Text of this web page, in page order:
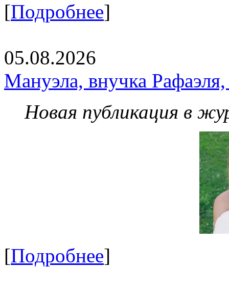
[Подробнее]
05.08.2026
Мануэла, внучка
Новая публикация в
[Подробнее]